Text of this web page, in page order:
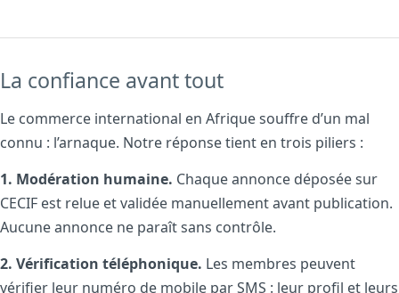
La confiance avant tout
Le commerce international en Afrique souffre d’un mal
connu : l’arnaque. Notre réponse tient en trois piliers :
1. Modération humaine. Chaque annonce déposée sur
CECIF est relue et validée manuellement avant publication.
Aucune annonce ne paraît sans contrôle.
2. Vérification téléphonique. Les membres peuvent
vérifier leur numéro de mobile par SMS : leur profil et leurs